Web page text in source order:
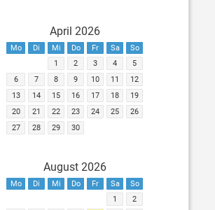
April 2026
Mo Di Mi Do Fr Sa
So
1
2 3 4
5
6
7 8 9 10 11
12
13
14 15 16 17 18
19
20
21 22 23 24 25
26
27
28 29 30
August 2026
Mo Di Mi Do Fr Sa
So
1
2